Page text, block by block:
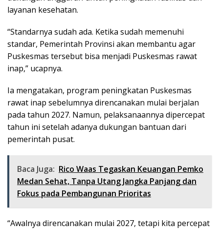
layanan kesehatan.
“Standarnya sudah ada. Ketika sudah memenuhi
standar, Pemerintah Provinsi akan membantu agar
Puskesmas tersebut bisa menjadi Puskesmas rawat
inap,” ucapnya.
Ia mengatakan, program peningkatan Puskesmas
rawat inap sebelumnya direncanakan mulai berjalan
pada tahun 2027. Namun, pelaksanaannya dipercepat
tahun ini setelah adanya dukungan bantuan dari
pemerintah pusat.
Baca Juga: Rico Waas Tegaskan Keuangan Pemko
Medan Sehat, Tanpa Utang Jangka Panjang dan
Fokus pada Pembangunan Prioritas
“Awalnya direncanakan mulai 2027, tetapi kita percepat